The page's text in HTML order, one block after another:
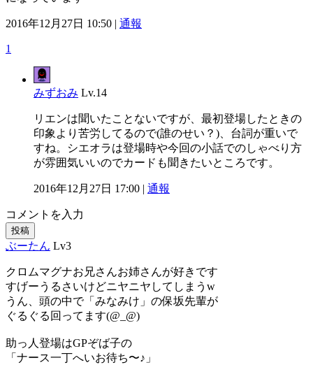
2016年12月27日 10:50 | 通報
1
みずおみ Lv.14
リエンは聞いたことないですが、最初登場したときの
印象より苦労してるので(誰のせい？)、台詞が重いで
すね。シエオラは登場時や今回の小話でのしゃべり方
が雰囲気いいのでカードも聞きたいところです。
2016年12月27日 17:00 | 通報
コメントを入力
投稿
ぶーたん Lv3
クロムマグナお兄さんお姉さんが好きです
すげーうるさいけどニヤニヤしてしまうw
うん、頭の中で「みなみけ」の保坂先輩が
ぐるぐる回ってます(@_@)
助っ人登場はGPぞば子の
「ナース一丁へいお待ち〜♪」